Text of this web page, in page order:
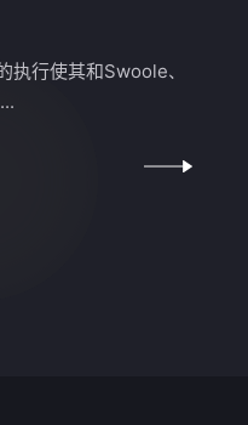
执行使其和Swoole、